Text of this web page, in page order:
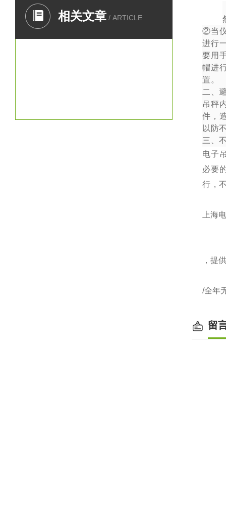
相关文章 / ARTICLE
②当
进行
要用
帽进
置。
二、
吊秤
件，
以防
三、
电子
必要
行，
上海
，提
/全年
留